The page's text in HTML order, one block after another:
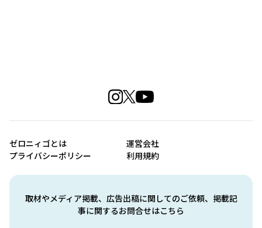
取材やメディア掲載、広告出稿に関してのご依頼、掲載記
事に関するお問合せはこちら
ゼロニィゴとは
運営会社
プライバシーポリシー
利用規約